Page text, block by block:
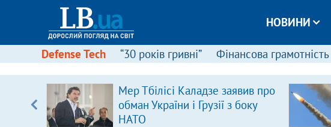
НОВИНИ
Defense Tech “30 років гривні” Фінансова грамотність
Мер Тбілісі Каладзе заявив про
обман України і Грузії з боку
НАТО